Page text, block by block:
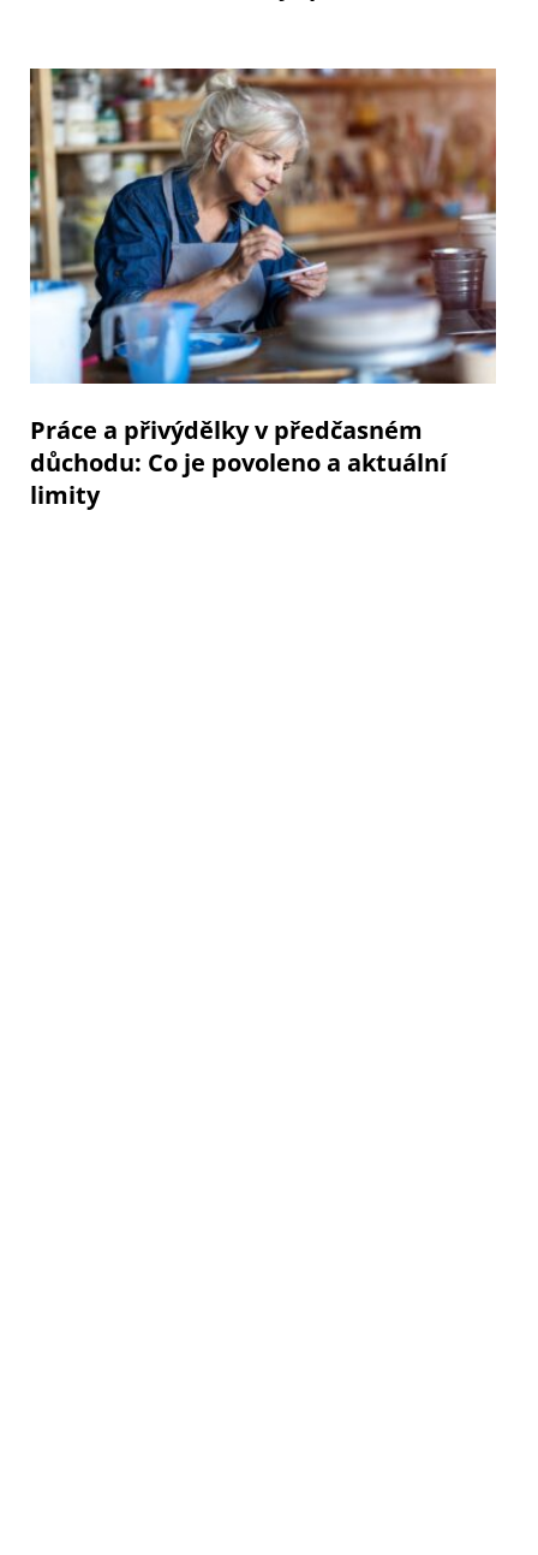
Práce a přivýdělky v předčasném
důchodu: Co je povoleno a aktuální
limity